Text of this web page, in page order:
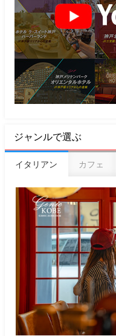
ジャンルで選ぶ
イタリアン カフェ